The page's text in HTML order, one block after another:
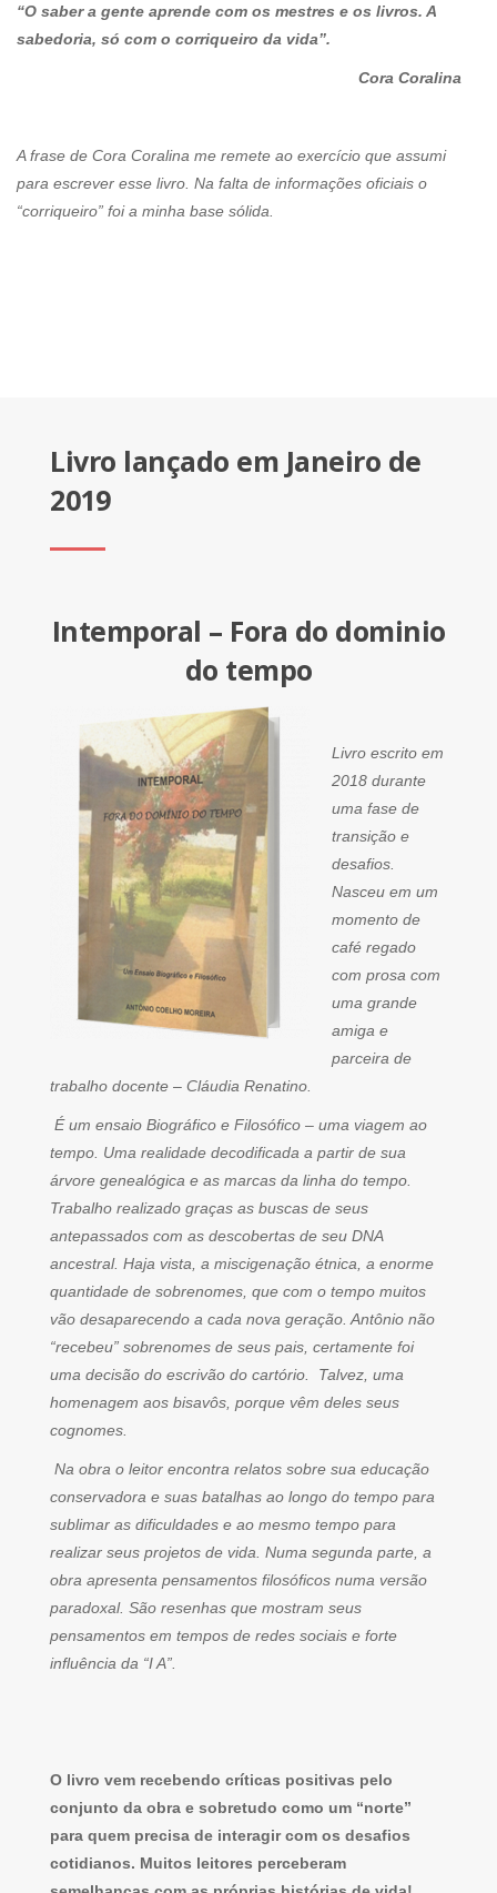
“O saber a gente aprende com os mestres e os livros. A
sabedoria, só com o corriqueiro da vida”.
Cora Coralina
A frase de Cora Coralina me remete ao exercício que assumi
para escrever esse livro. Na falta de informações oficiais o
“corriqueiro” foi a minha base sólida.
Livro lançado em Janeiro de
2019
Intemporal – Fora do dominio
do tempo
Livro escrito em
2018 durante
uma fase de
transição e
desafios.
Nasceu em um
momento de
café regado
com prosa com
uma grande
amiga e
parceira de
trabalho docente – Cláudia Renatino.
É um ensaio Biográfico e Filosófico – uma viagem ao
tempo. Uma realidade decodificada a partir de sua
árvore genealógica e as marcas da linha do tempo.
Trabalho realizado graças as buscas de seus
antepassados com as descobertas de seu DNA
ancestral. Haja vista, a miscigenação étnica, a enorme
quantidade de sobrenomes, que com o tempo muitos
vão desaparecendo a cada nova geração. Antônio não
“recebeu” sobrenomes de seus pais, certamente foi
uma decisão do escrivão do cartório. Talvez, uma
homenagem aos bisavôs, porque vêm deles seus
cognomes.
Na obra o leitor encontra relatos sobre sua educação
conservadora e suas batalhas ao longo do tempo para
sublimar as dificuldades e ao mesmo tempo para
realizar seus projetos de vida. Numa segunda parte, a
obra apresenta pensamentos filosóficos numa versão
paradoxal. São resenhas que mostram seus
pensamentos em tempos de redes sociais e forte
influência da “I A”.
O livro vem recebendo críticas positivas pelo
conjunto da obra e sobretudo como um “norte”
para quem precisa de interagir com os desafios
cotidianos. Muitos leitores perceberam